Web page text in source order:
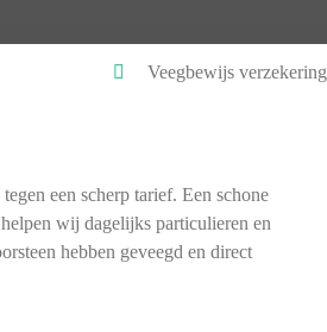
Veegbewijs verzekering
een scherp tarief. Een schone
wij dagelijks particulieren en
hebben geveegd en direct